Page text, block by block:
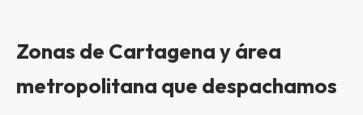
Zonas de Cartagena y área
metropolitana que despachamos